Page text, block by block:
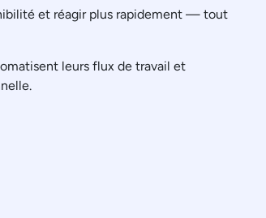
et réagir plus rapidement — tout
leurs flux de travail et